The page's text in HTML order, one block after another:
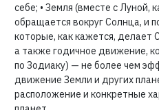
себе; • Земля (вместе с Луной,
обращается вокруг Солнца, и
которые, как кажется, делает
а также годичное движение,
по Зодиаку) — не более чем
движение Земли и других
расположение и конкретные